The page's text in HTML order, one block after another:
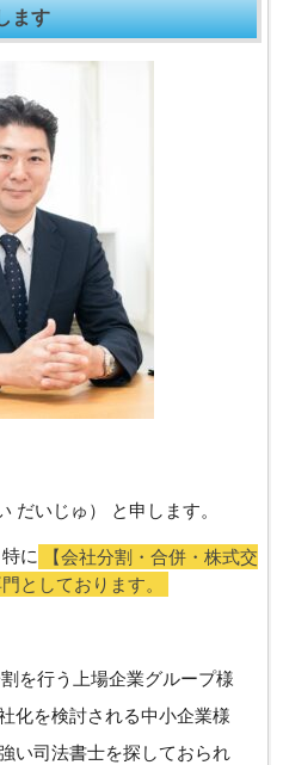
ます
だいじゅ） と申します。
に
【会社分割・合併・株式交
としております。
を行う上場企業グループ様
化を検討される中小企業様
い司法書士を探しておられ